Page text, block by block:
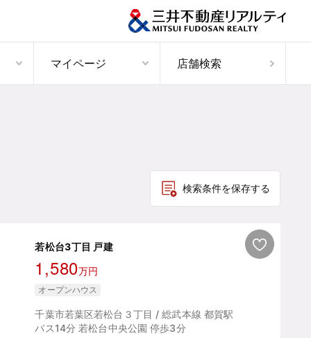
マイページ 店舗検索
検索条件を保存する
若松台3丁目 戸建
1,580万円
オープンハウス
千葉市若葉区若松台３丁目 / 総武本線 都賀駅
バス14分 若松台中央公園 停歩3分